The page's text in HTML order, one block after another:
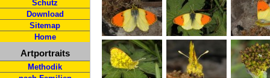
Schutz
Download
Sitemap
Home
Artportraits
Methodik